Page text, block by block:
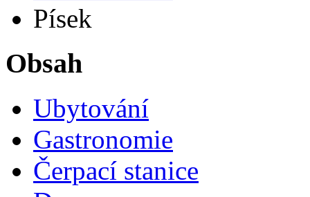
Písek
Obsah
Ubytování
Gastronomie
Čerpací stanice